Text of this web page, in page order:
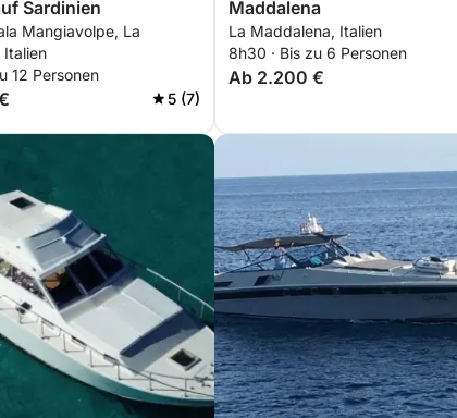
Sardinien
Mangiavolpe, La
Italien
12 Personen
5 (7)
Maddalena
La Maddalena, Italien
8h30 · Bis zu 6 Personen
Ab 2.200 €